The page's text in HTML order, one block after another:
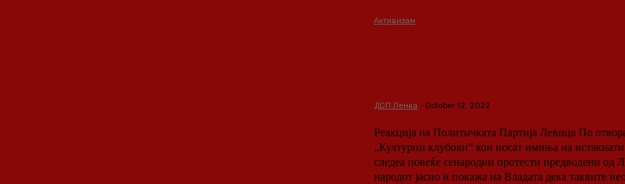
Активизам
ДСП Ленка - October 12, 2022
Реакција на Политичката Партија Левица По отворањето на повеќе т.н.
„Културни клубови“ кои носат имиња на
следеа повеќе сенародни протести предводени од
народот јасно ѝ покажа на Владата дека таквите